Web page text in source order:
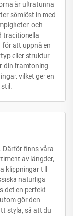
är ultratunna
sömlöst in med
och
traditionella
för att uppnå en
eller struktur
din framtoning
vilket ger en
Därför finns våra
av längder,
klippningar till
naturliga
det en perfekt
gör den
styla, så att du